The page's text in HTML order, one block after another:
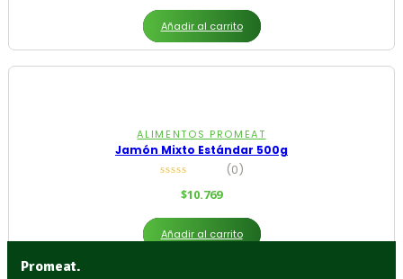
Añadir al carrito
ALIMENTOS PROMEAT
Jamón Mixto Estándar 500g
(0)
$10.769
Añadir al carrito
Promeat.